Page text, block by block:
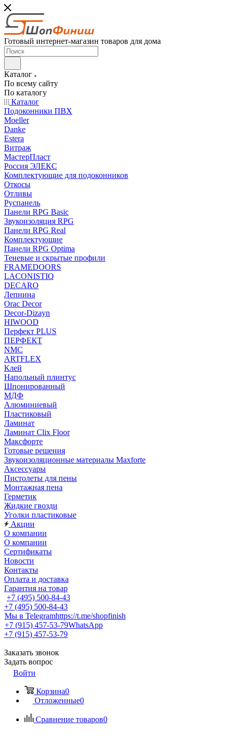
Готовый интернет-магазин товаров для дома
Каталог
По всему сайту
По каталогу
Каталог
Подоконники ПВХ
Moeller
Danke
Estera
Витраж
МастерПласт
Россия ЭЛЕКС
Комплектующие для подоконников
Откосы
Отливы
Руспанель
Панели RPG Basic
Звукоизоляция RPG
Панели RPG Real
Комплектующие
Панели RPG Optima
Теневые и скрытые профили
FRAMEDOORS
LACONISTIQ
DECARO
Лепнина
Orac Decor
Decor-Dizayn
HIWOOD
Перфект PLUS
ПЕРФЕКТ
NMC
ARTFLEX
Клей
Напольный плинтус
Шпонированный
МДФ
Алюминиевый
Пластиковый
Ламинат
Ламинат Clix Floor
Максфорте
Готовые решения
Звукоизоляционные материалы Maxforte
Аксессуары
Пистолеты для пены
Монтажная пена
Герметик
Жидкие гвозди
Уголки пластиковые
Акции
О компании
О компании
Сертификаты
Новости
Контакты
Оплата и доставка
Гарантия на товар
+7 (495) 500-84-43
+7 (495) 500-84-43
Мы в Telegramhttps://t.me/shopfinish
+7 (915) 457-53-79WhatsApp
+7 (915) 457-53-79
Заказать звонок
Задать вопрос
Войти
Корзина0
Отложенные0
Сравнение товаров0